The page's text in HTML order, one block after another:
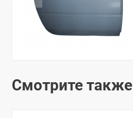
Смотрите также